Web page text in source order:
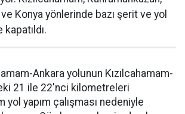
ve Konya yönlerinde bazı şerit ve yol
Ankara yolunun Kızılcahamam-
21 ile 22'nci kilometreleri
yol yapım çalışması nedeniyle